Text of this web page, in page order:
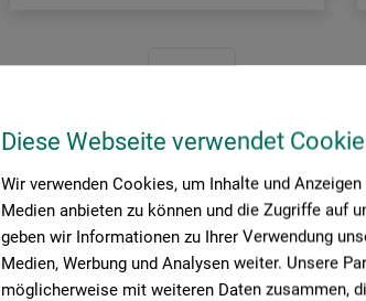
Diese Webseite verwendet
Wir verwenden Cookies, um Inhalte und
Medien anbieten zu können und die Zugriffe auf
geben wir Informationen zu Ihrer Verwendung
Medien, Werbung und Analysen weiter. Unsere
möglicherweise mit weiteren Daten zusammen,